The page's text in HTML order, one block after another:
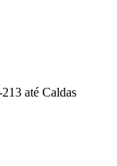
até Caldas